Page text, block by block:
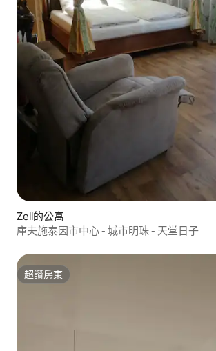
Zell的公寓
庫夫施泰因市中心 - 城市明珠 - 天堂日子
超讚房東
超讚房東